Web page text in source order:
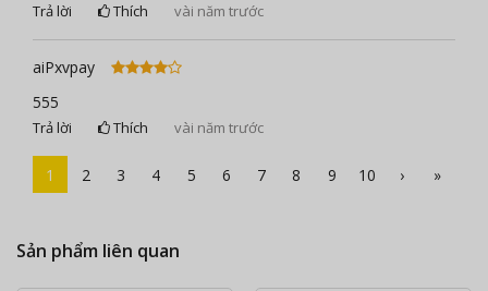
Trả lời Thích vài năm trước
aiPxvpay
555
Trả lời Thích vài năm trước
1 2 3 4 5 6 7 8 9 10 › »
Sản phẩm liên quan